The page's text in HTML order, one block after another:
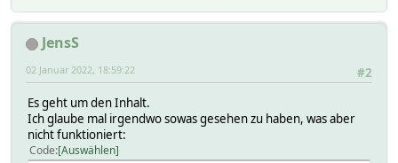
JensS
#2
02 Januar 2022, 18:59:22
Es geht um den Inhalt.
Ich glaube mal irgendwo sowas gesehen zu haben, was aber
nicht funktioniert:
Code Auswählen